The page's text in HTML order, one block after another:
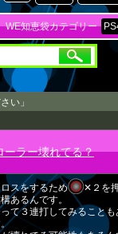
WE知恵袋カテゴリー
い」
ーラー壊れてる？
スをするため
✕２を
あるんです。
て３連打してみること